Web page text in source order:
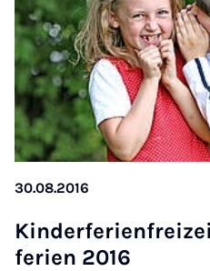
30.08.2016
fer­i­en 2016